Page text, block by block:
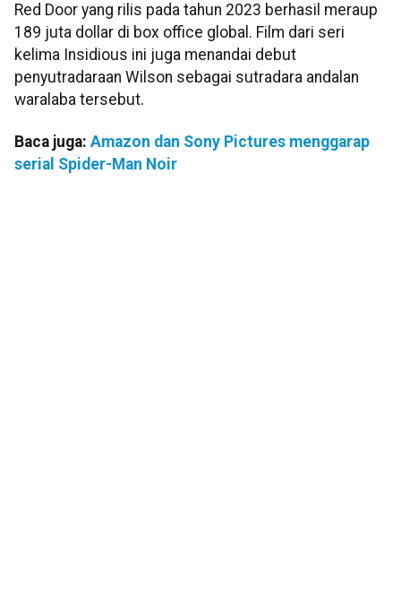
Red Door yang rilis pada tahun 2023 berhasil meraup
189 juta dollar di box office global. Film dari seri
kelima Insidious ini juga menandai debut
penyutradaraan Wilson sebagai sutradara andalan
waralaba tersebut.
Baca juga: Amazon dan Sony Pictures menggarap
serial Spider-Man Noir